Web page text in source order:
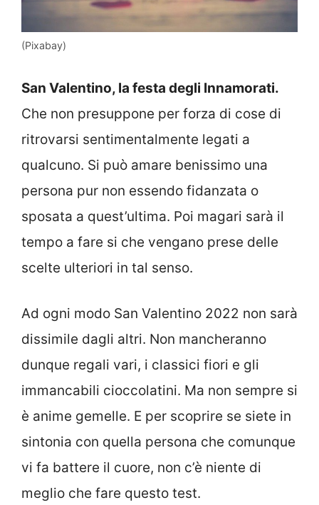
(Pixabay)
San Valentino, la festa degli Innamorati.
Che non presuppone per forza di cose di
ritrovarsi sentimentalmente legati a
qualcuno. Si può amare benissimo una
persona pur non essendo fidanzata o
sposata a quest’ultima. Poi magari sarà il
tempo a fare si che vengano prese delle
scelte ulteriori in tal senso.
Ad ogni modo San Valentino 2022 non sarà
dissimile dagli altri. Non mancheranno
dunque regali vari, i classici fiori e gli
immancabili cioccolatini. Ma non sempre si
è anime gemelle. E per scoprire se siete in
sintonia con quella persona che comunque
vi fa battere il cuore, non c’è niente di
meglio che fare questo test.